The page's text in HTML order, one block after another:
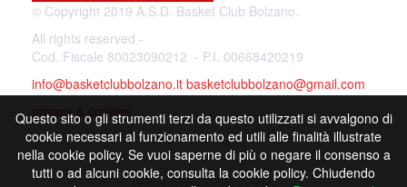
© Copyright 2019 A.S.D. Basket Club Bolzano.
All rights reserved -
Cod. Fiscale 80023090212 - P.I. 00668420219
info@basketclubbolzano.it basketclubbolzano@gmail.com
privacy & cookies
Powered by
Questo sito o gli strumenti terzi da questo utilizzati si avvalgono di
cookie necessari al funzionamento ed utili alle finalità illustrate
nella cookie policy. Se vuoi saperne di più o negare il consenso a
tutti o ad alcuni cookie, consulta la cookie policy. Chiudendo